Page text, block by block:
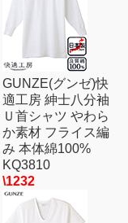
GUNZE(グンゼ)快
適工房 紳士八分袖
Ｕ首シャツ やわら
か素材 フライス編
み 本体綿100%
KQ3810
\1232